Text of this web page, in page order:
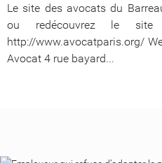
Le site des avocats du
ou redécouvrez le
http://www.avocatparis.org/
Avocat 4 rue bayard...